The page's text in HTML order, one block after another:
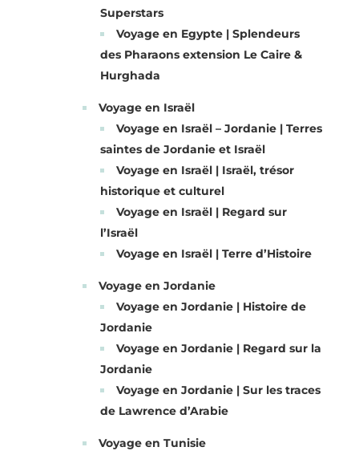
Superstars
Voyage en Egypte | Splendeurs
des Pharaons extension Le Caire &
Hurghada
Voyage en Israël
Voyage en Israël – Jordanie | Terres
saintes de Jordanie et Israël
Voyage en Israël | Israël, trésor
historique et culturel
Voyage en Israël | Regard sur
l’Israël
Voyage en Israël | Terre d’Histoire
Voyage en Jordanie
Voyage en Jordanie | Histoire de
Jordanie
Voyage en Jordanie | Regard sur la
Jordanie
Voyage en Jordanie | Sur les traces
de Lawrence d’Arabie
Voyage en Tunisie